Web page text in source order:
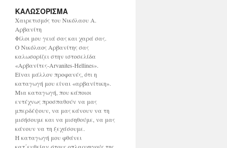
ΚΑΛΩΣΟΡΙΣΜΑ
Χαιρετισμός του Νικόλαου Α.
Αρβανίτη
Φίλοι μου γειά σας και χαρά σας.
Ο Νικόλαος Αρβανίτης σας
καλωσορίζει στην ιστοσελίδα
«Αρβανίτες-Arvanites-Hellines».
Είναι μάλλον προφανές, ότι η
καταγωγή μου είναι «αρβανίτικη».
Μια καταγωγή, που κάποιοι
εντέχνως προσπαθούν να μας
μπερδέψουν, να μας κάνουν να τη
μισήσουμε και να μισηθούμε, να μας
κάνουν να τη ξεχάσουμε.
Η καταγωγή μου φθάνει